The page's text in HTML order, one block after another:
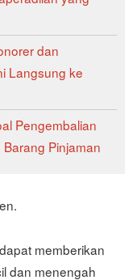
dan
Langsung ke
Pengembalian
Pinjaman
memberikan
dan menengah